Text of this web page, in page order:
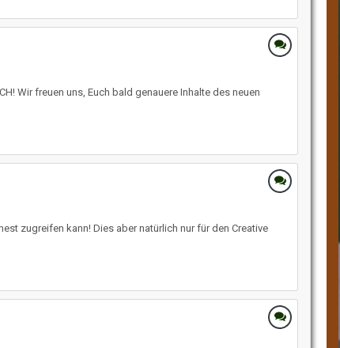
Wir freuen uns, Euch bald genauere Inhalte des neuen
zugreifen kann! Dies aber natürlich nur für den Creative